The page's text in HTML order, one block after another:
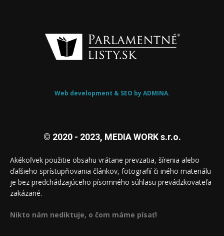
Web development & SEO by ADMINA.
© 2020 - 2023, MEDIA WORK s.r.o.
Akékoľvek použitie obsahu vrátane prevzatia, šírenia alebo
ďalšieho sprístupňovania článkov, fotografií či iného materiálu
je bez predchádzajúceho písomného súhlasu prevádzkovateľa
zakázané.
Nikto nám nediktuje, o čom máme písať!